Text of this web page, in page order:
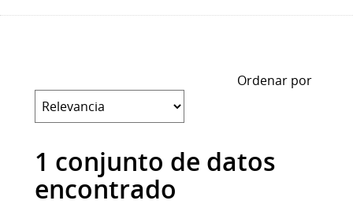
Ordenar por
1 conjunto de datos
encontrado